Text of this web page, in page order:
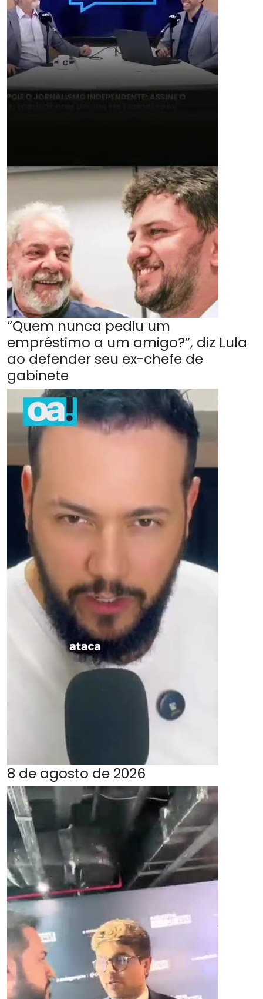
“Quem nunca pediu um
empréstimo a um amigo?”, diz Lula
ao defender seu ex-chefe de
gabinete
8 de agosto de 2026